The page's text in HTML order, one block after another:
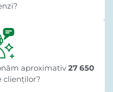
aproximativ 27 650
clienților?